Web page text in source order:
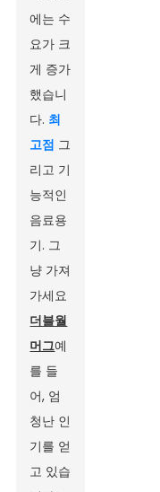
에는 수
요가 크
게 증가
했습니
다. 최
고점 그
리고 기
능적인
음료용
기. 그
냥 가져
가세요
더블월
머그예
를 들
어, 엄
청난 인
기를 얻
고 있습